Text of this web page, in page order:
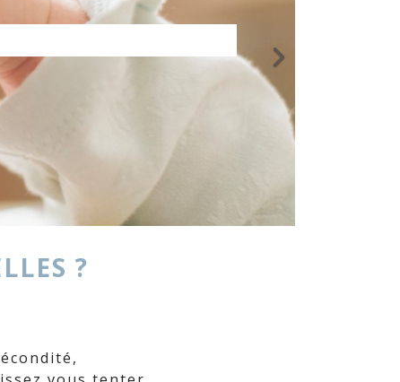
CORPS
à deux les rythmes
à deux sa sexualité !
?